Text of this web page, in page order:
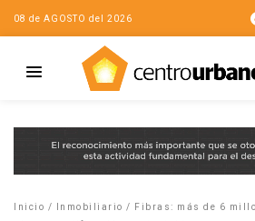
08 de AGOSTO del 2026
Inicio / Inmobiliario /
Fibras: más de 6